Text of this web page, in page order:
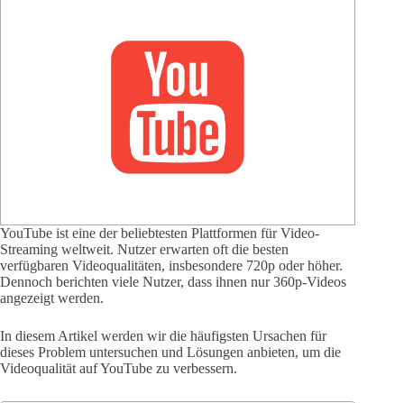
YouTube ist eine der beliebtesten Plattformen für Video-
Streaming weltweit. Nutzer erwarten oft die besten
verfügbaren Videoqualitäten, insbesondere 720p oder höher.
Dennoch berichten viele Nutzer, dass ihnen nur 360p-Videos
angezeigt werden.
In diesem Artikel werden wir die häufigsten Ursachen für
dieses Problem untersuchen und Lösungen anbieten, um die
Videoqualität auf YouTube zu verbessern.